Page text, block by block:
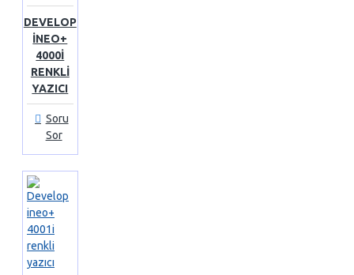
DEVELOP
INEO+
4000I
RENKLI
YAZICI
Soru
Sor